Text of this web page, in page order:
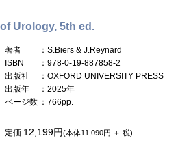
Urology, 5th ed.
著者
：S.Biers & J.Reynard
ISBN
：978-0-19-887858-2
出版社
：OXFORD UNIVERSITY PRESS
出版年
：2025年
ページ数 ：766pp.
定価 12,199円(本体11,090円 ＋ 税)